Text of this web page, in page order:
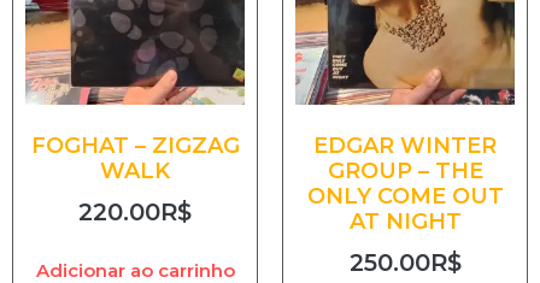
FOGHAT – ZIGZAG
WALK
220.00R$
Adicionar ao carrinho
EDGAR WINTER
GROUP – THE
ONLY COME OUT
AT NIGHT
250.00R$